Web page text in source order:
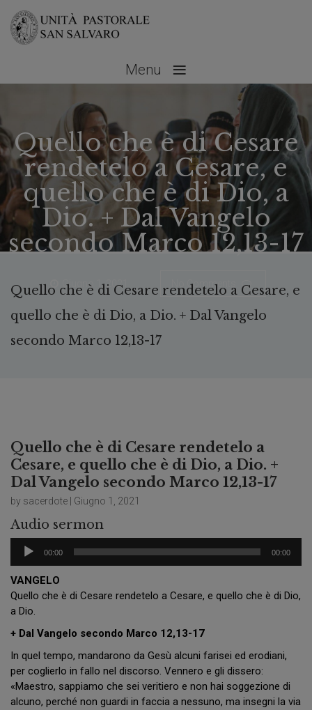
Menu ≡
Quello che è di Cesare
rendetelo a Cesare, e
quello che è di Dio, a
Dio. + Dal Vangelo
secondo Marco 12,13-17
Giugno 1, 2021 No Comments
Quello che è di Cesare rendetelo a Cesare, e
quello che è di Dio, a Dio. + Dal Vangelo
secondo Marco 12,13-17
Quello che è di Cesare rendetelo a
Cesare, e quello che è di Dio, a Dio. +
Dal Vangelo secondo Marco 12,13-17
by sacerdote | Giugno 1, 2021
Audio sermon
Audio
Player
00:00 00:00
VANGELO
Quello che è di Cesare rendetelo a Cesare, e quello che è di Dio,
a Dio.
+ Dal Vangelo secondo Marco 12,13-17
In quel tempo, mandarono da Gesù alcuni farisei ed erodiani,
per coglierlo in fallo nel discorso. Vennero e gli dissero:
«Maestro, sappiamo che sei veritiero e non hai soggezione di
alcuno, perché non guardi in faccia a nessuno, ma insegni la via